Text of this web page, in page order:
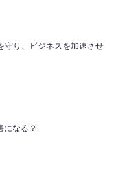
守り、ビジネスを加速させ
になる？